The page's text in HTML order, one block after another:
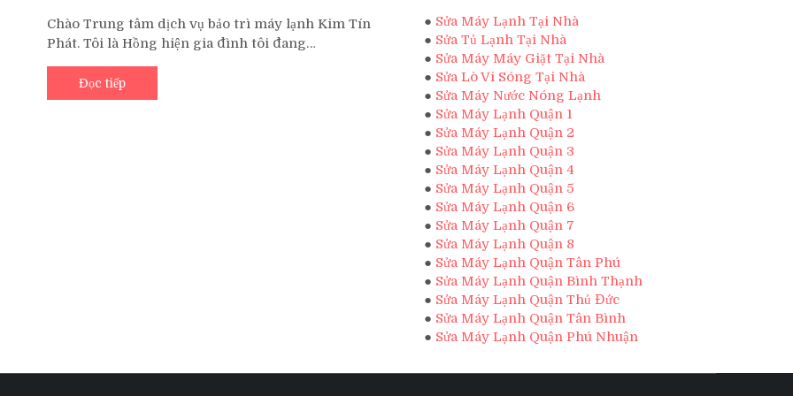
Tâm
Sửa
Máy
Quận
Chào Trung tâm dịch vụ bảo trì máy lạnh Kim Tín
Phát. Tôi là Hồng hiện gia đình tôi đang…
Đọc tiếp
● Sửa Máy Lạnh Tại Nhà
● Sửa Tủ Lạnh Tại Nhà
● Sửa Máy Máy Giặt Tại Nhà
● Sửa Lò Vi Sóng Tại Nhà
● Sửa Máy Nước Nóng Lạnh
● Sửa Máy Lạnh Quận 1
● Sửa Máy Lạnh Quận 2
● Sửa Máy Lạnh Quận 3
● Sửa Máy Lạnh Quận 4
● Sửa Máy Lạnh Quận 5
● Sửa Máy Lạnh Quận 6
● Sửa Máy Lạnh Quận 7
● Sửa Máy Lạnh Quận 8
● Sửa Máy Lạnh Quận Tân Phú
● Sửa Máy Lạnh Quận Bình Thạnh
● Sửa Máy Lạnh Quận Thủ Đức
● Sửa Máy Lạnh Quận Tân Bình
● Sửa Máy Lạnh Quận Phú Nhuận